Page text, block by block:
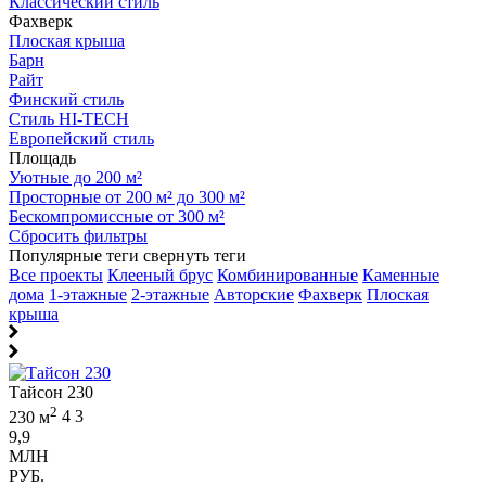
Фахверк
Плоская крыша
Барн
Райт
Финский стиль
Стиль HI-TECH
Европейский стиль
Площадь
Уютные до 200 м²
Просторные от 200 м² до 300 м²
Бескомпромиссные от 300 м²
Сбросить фильтры
Популярные теги свернуть теги
Все проекты Клееный брус Комбинированные Каменные
дома 1-этажные 2-этажные Авторские Фахверк Плоская
крыша
Тайсон 230
230 м2 4 3
9,9
МЛН
РУБ.